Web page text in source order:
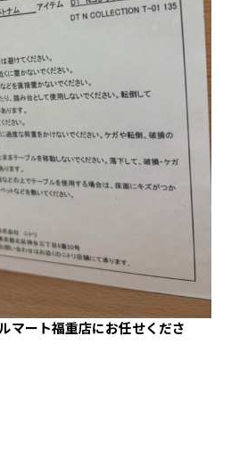
マート福重店にお任せくださ